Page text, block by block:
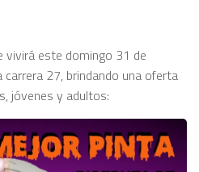
vivirá este domingo 31 de
carrera 27, brindando una oferta
jóvenes y adultos: